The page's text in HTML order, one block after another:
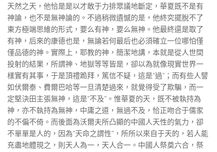
天然之天，他恰是是以才敢于力排眾議地斷定，華夏既不是有
神論，也不是無神論的。不過稍微遺憾的是，他終究擺脫不了
東方極端思維的形式，要么有神，要么無神。他最終還是取了
有神，后來的康德也是，無論若何最后也必須確立一位哪怕僅
僅品德的神。實際上，耶教的神，簡潔地講，本就是從人世間
投射的結果，所謂神、地獄等等皆是，卻以為就像現實世界一
樣實有其事，于是頂禮跪拜，篤信不疑，這是“過”；而有些人譬
如伏爾泰、費爾巴哈等一旦清楚過來，就覺得受了欺騙，而一
定堅決田主張無神，這是“不及”。惟華夏的天，既不被執持為
神，亦不執持為無神，中庸之道，無過不及，恰正吻合于儒家
的不偏不倚。而後面為沃爾夫所凸顯的中國人天性的氣力，卻
不單單是人的，因為“天命之謂性”，所所以來自于天的，若人能
充盡地體現之，則天人為一，天人合一。中國人祭奠六合，祭